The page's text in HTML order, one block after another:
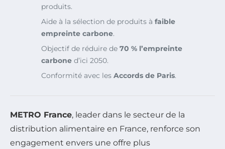
produits.
Aide à la sélection de produits à faible
empreinte carbone.
Objectif de réduire de 70 % l’empreinte
carbone d’ici 2050.
Conformité avec les Accords de Paris.
METRO France, leader dans le secteur de la
distribution alimentaire en France, renforce son
engagement envers une offre plus